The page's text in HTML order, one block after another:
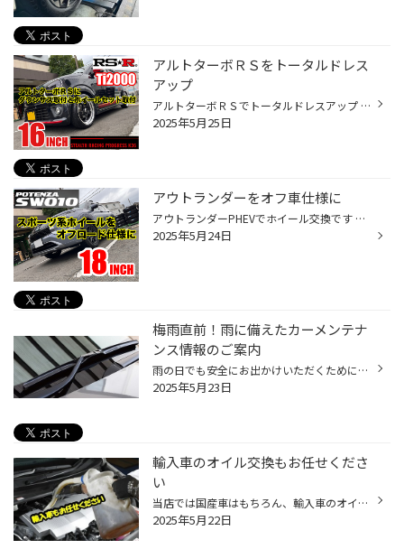
アルトターボＲＳをトータルドレス
アップ
アルトターボＲＳでトータルドレスアップ ダウンサス取付とタイヤホイール交換です 装着したダウンサスはRSR TI2000 3.5cmほどのローダウンになります 装着ホイールはステルスレーシング プログレスＫ３６ サイズは16x6.0 45 4-100 タイヤはポテンザアドレンナリンRE004 サイズは165/50R16 軽自動車...
2025年5月25日
アウトランダーをオフ車仕様に
アウトランダーPHEVでホイール交換です オーナー様のご希望でオールテレーンタイヤに 合わせたホイールチョイスです 装着ホイールはこちら ポテンザSW010 18x8.0 35 5-114 カラーはフラットダークガンメタリック ホイールは軽量スポーツホイールですが オールテレーンタイヤと合わせると 見事なオフ...
2025年5月24日
梅雨直前！雨に備えたカーメンテナ
ンス情報のご案内
雨の日でも安全にお出かけいただくために、事前の点検やメンテナンスをオススメしたい 3つのカーメンテナンスポイントをお伝えいたします。 【梅雨前メンテナンスポイント3選！】 ■ワイパー ワイパーが劣化すると、雨の日の視界が悪くなります。 梅雨に入ると雨の日が長くつづくこともしばしば。 年...
2025年5月23日
輸入車のオイル交換もお任せくださ
い
当店では国産車はもちろん、輸入車のオイル交換作業も承っております。 輸入車対応のエンジンオイルを ご準備しております ※ 純正オイルもお取り寄せできます ※お取り寄せ対応となる商品もございます ※在庫の確認・商品のお取り寄せの場合は、お手元に車検証をご用意ください。 ※車種によっては対応...
2025年5月22日